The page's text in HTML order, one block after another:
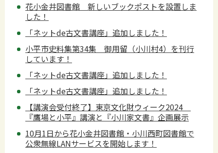
花小金井図書館 新しいブックポストを設置しま
した！
「ネットde古文書講座」追加しました！
小平市史料集第34集 御用留（小川村4）を刊行
しています！
「ネットde古文書講座」追加しました！
「ネットde古文書講座」追加しました！
【講演会受付終了】東京文化財ウィーク2024
『鷹場と小平』講演と『小川家文書』企画展示
10月1日から花小金井図書館・小川西町図書館で
公衆無線LANサービスを開始します！